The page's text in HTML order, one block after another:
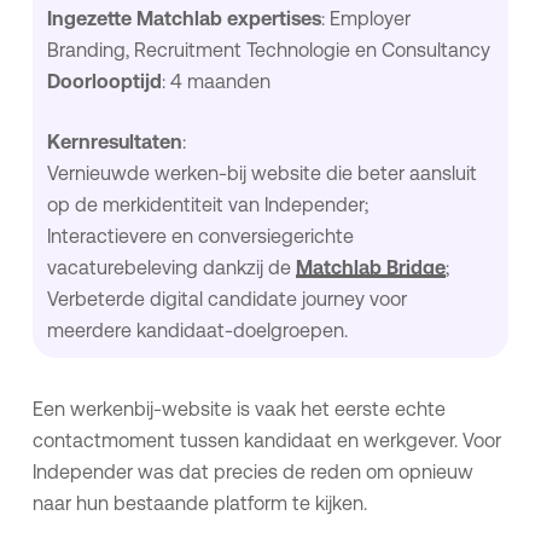
Ingezette Matchlab expertises: Employer
Branding, Recruitment Technologie en Consultancy
Doorlooptijd: 4 maanden
Kernresultaten:
Vernieuwde werken-bij website die beter aansluit
op de merkidentiteit van Independer;
Interactievere en conversiegerichte
vacaturebeleving dankzij de Matchlab Bridge;
Verbeterde digital candidate journey voor
meerdere kandidaat-doelgroepen.
Een werkenbij-website is vaak het eerste echte
contactmoment tussen kandidaat en werkgever. Voor
Independer was dat precies de reden om opnieuw
naar hun bestaande platform te kijken.